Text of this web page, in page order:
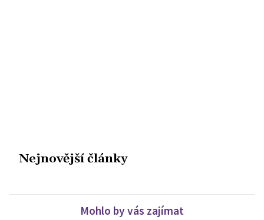
Nejnovější články
Mohlo by vás zajímat